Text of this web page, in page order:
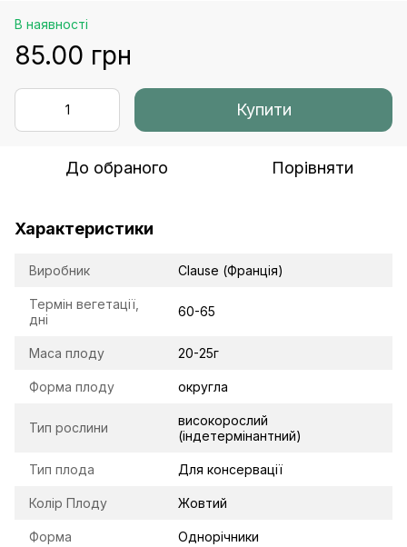
В наявності
85.00 грн
Купити
До обраного Порівняти
Характеристики
Виробник Clause (Франція)
Термін вегетації,
дні
60-65
Маса плоду 20-25г
Форма плоду округла
Тип рослини
високорослий
(індетермінантний)
Тип плода Для консервації
Колір Плоду Жовтий
Форма Однорічники